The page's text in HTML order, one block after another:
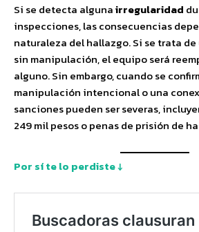
Si se detecta algunairregularidad
inspecciones, las consecuencias
naturaleza del hallazgo. Si se trata
sin manipulación, el equipo será
alguno. Sin embargo, cuando se
manipulación intencional o una
sanciones pueden ser severas,
249 mil pesos o penas de prisión de
Por sí te lo perdiste ↓